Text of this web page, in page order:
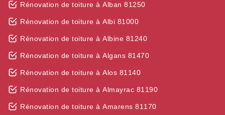
Rénovation de toiture à Alban 81250
Rénovation de toiture à Albi 81000
Rénovation de toiture à Albine 81240
Rénovation de toiture à Algans 81470
Rénovation de toiture à Alos 81140
Rénovation de toiture à Almayrac 81190
Rénovation de toiture à Amarens 81170